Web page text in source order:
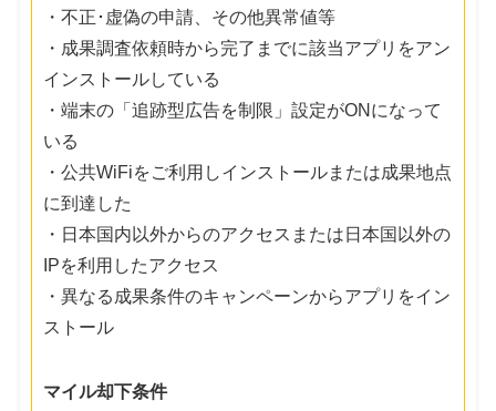
・不正･虚偽の申請、その他異常値等
・成果調査依頼時から完了までに該当アプリをアン
インストールしている
・端末の「追跡型広告を制限」設定がONになって
いる
・公共WiFiをご利用しインストールまたは成果地点
に到達した
・日本国内以外からのアクセスまたは日本国以外の
IPを利用したアクセス
・異なる成果条件のキャンペーンからアプリをイン
ストール
マイル却下条件